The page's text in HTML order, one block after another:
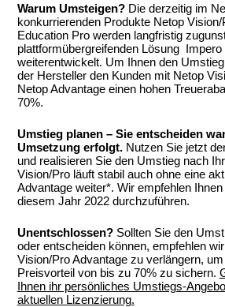
Warum Umsteigen?Die derzeitig im
konkurrierenden Produkte Netop
Education Pro werden langfristig
plattformübergreifenden Lösung
weiterentwickelt. Um Ihnen den
der Hersteller den Kunden mit Netop
Netop Advantage einen hohen
70%.
Umstieg planen – Sie entscheiden
Umsetzung erfolgt.Nutzen Sie jetzt
und realisieren Sie den Umstieg nach
Vision/Pro läuft stabil auch ohne eine
Advantage weiter*. Wir empfehlen
diesem Jahr 2022 durchzuführen.
Unentschlossen?Sollten Sie den
oder entscheiden können, empfehlen
Vision/Pro Advantage zu verlängern,
Preisvorteil von bis zu 70% zu sichern.
Ihnen ihr persönliches Umstiegs-
aktuellen Lizenzierung.